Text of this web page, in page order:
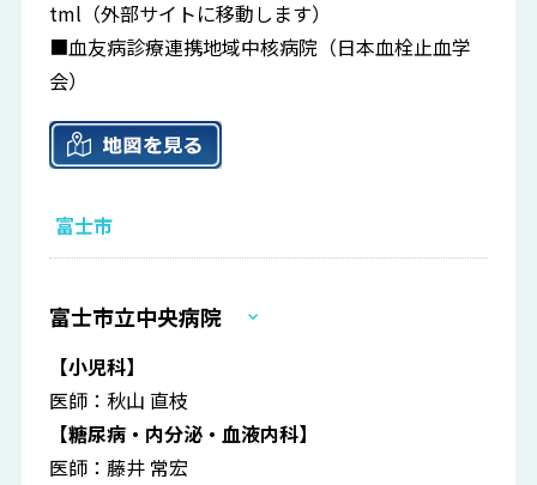
tml （外部サイトに移動します）
■血友病診療連携地域中核病院（日本血栓止血学
会）
富士市
富士市立中央病院
【小児科】
医師：秋山 直枝
【糖尿病・内分泌・血液内科】
医師：藤井 常宏